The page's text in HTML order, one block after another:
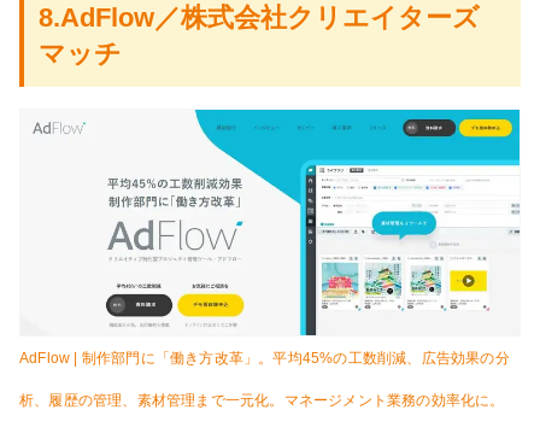
8.AdFlow／株式会社クリエイターズ
マッチ
AdFlow | 制作部門に「働き方改革」。平均45%の工数削減、広告効果の分
析、履歴の管理、素材管理まで一元化。マネージメント業務の効率化に。